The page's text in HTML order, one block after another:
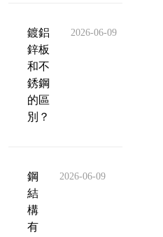
鍍鋁
鋅板
和不
銹鋼
的區
別？
2026-06-09
鋼
結
構
有
2026-06-09